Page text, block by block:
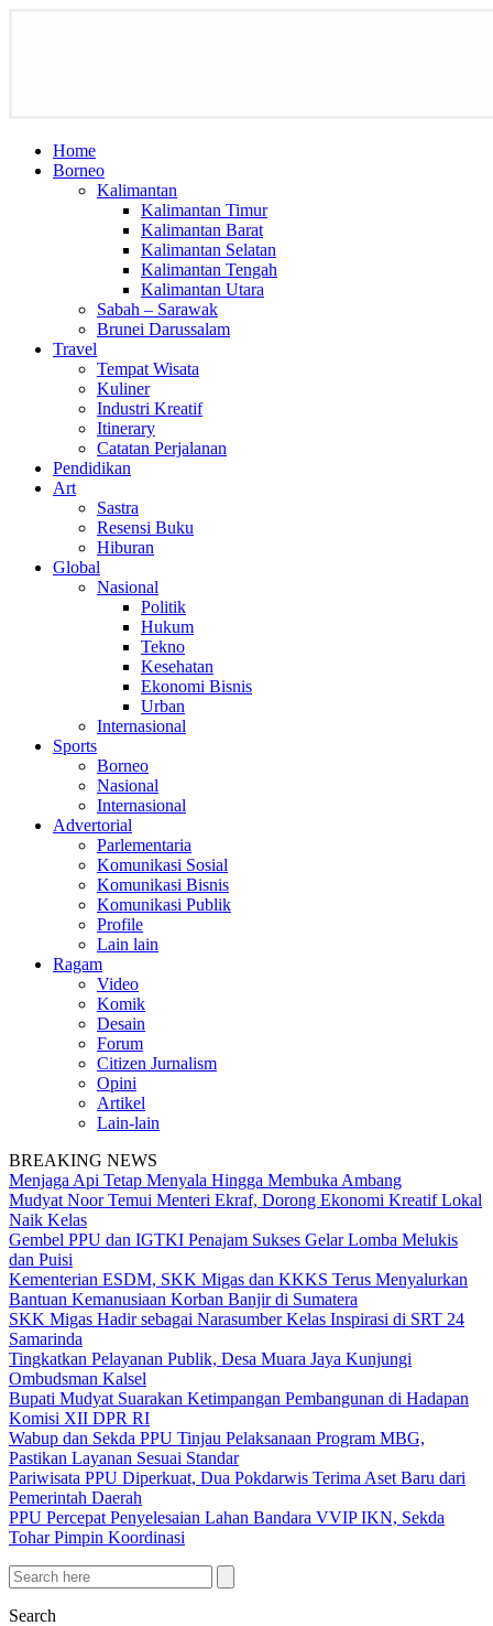
Home
Borneo
Kalimantan
Kalimantan Timur
Kalimantan Barat
Kalimantan Selatan
Kalimantan Tengah
Kalimantan Utara
Sabah – Sarawak
Brunei Darussalam
Travel
Tempat Wisata
Kuliner
Industri Kreatif
Itinerary
Catatan Perjalanan
Pendidikan
Art
Sastra
Resensi Buku
Hiburan
Global
Nasional
Politik
Hukum
Tekno
Kesehatan
Ekonomi Bisnis
Urban
Internasional
Sports
Borneo
Nasional
Internasional
Advertorial
Parlementaria
Komunikasi Sosial
Komunikasi Bisnis
Komunikasi Publik
Profile
Lain lain
Ragam
Video
Komik
Desain
Forum
Citizen Jurnalism
Opini
Artikel
Lain-lain
BREAKING NEWS
Menjaga Api Tetap Menyala Hingga Membuka Ambang
Mudyat Noor Temui Menteri Ekraf, Dorong Ekonomi Kreatif Lokal
Naik Kelas
Gembel PPU dan IGTKI Penajam Sukses Gelar Lomba Melukis
dan Puisi
Kementerian ESDM, SKK Migas dan KKKS Terus Menyalurkan
Bantuan Kemanusiaan Korban Banjir di Sumatera
SKK Migas Hadir sebagai Narasumber Kelas Inspirasi di SRT 24
Samarinda
Tingkatkan Pelayanan Publik, Desa Muara Jaya Kunjungi
Ombudsman Kalsel
Bupati Mudyat Suarakan Ketimpangan Pembangunan di Hadapan
Komisi XII DPR RI
Wabup dan Sekda PPU Tinjau Pelaksanaan Program MBG,
Pastikan Layanan Sesuai Standar
Pariwisata PPU Diperkuat, Dua Pokdarwis Terima Aset Baru dari
Pemerintah Daerah
PPU Percepat Penyelesaian Lahan Bandara VVIP IKN, Sekda
Tohar Pimpin Koordinasi
Search